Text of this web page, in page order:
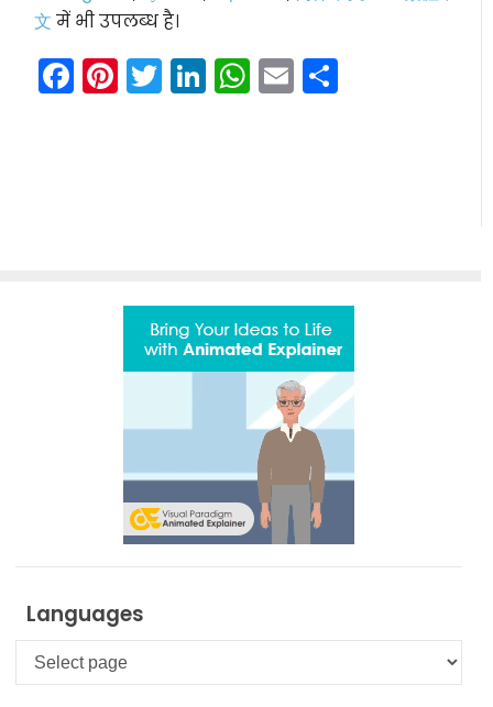
文 में भी उपलब्ध है।
Facebook
Pinterest
Twitter
LinkedIn
WhatsApp
Email
Languages
Languages